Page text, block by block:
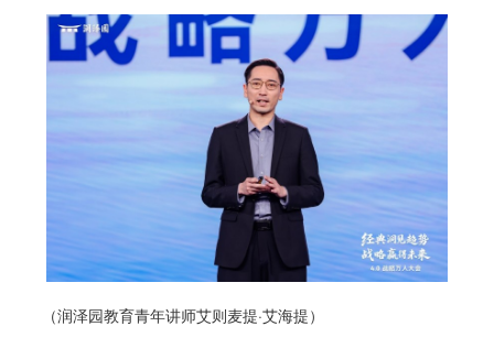
（润泽园教育青年讲师艾则麦提·艾海提）